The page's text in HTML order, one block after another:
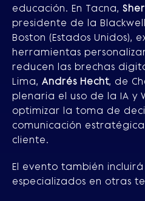
educación. En Tacna,
presidente de la
Boston (Estados Unidos),
herramientas
reducen las brechas
Lima, Andrés Hecht, de
plenaria el uso de la IA y
optimizar la toma de
comunicación
cliente.
El evento también
especializados en otras